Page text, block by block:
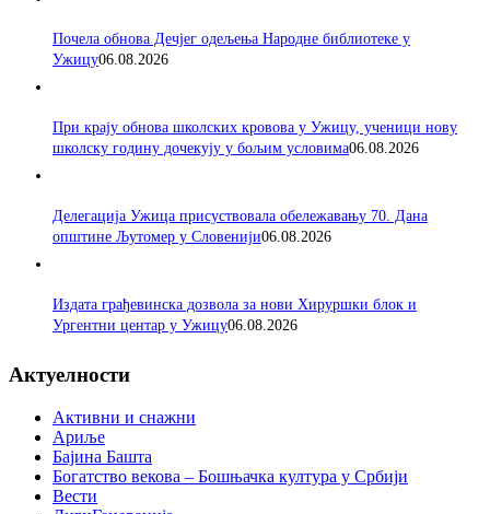
Почела обнова Дечјег одељења Народне библиотеке у
Ужицу06.08.2026
При крају обнова школских кровова у Ужицу, ученици нову
школску годину дочекују у бољим условима06.08.2026
Делегација Ужица присуствовала обележавању 70. Дана
општине Љутомер у Словенији06.08.2026
Издата грађевинска дозвола за нови Хируршки блок и
Ургентни центар у Ужицу06.08.2026
Актуелности
Активни и снажни
Ариље
Бајина Башта
Богатство векова – Бошњачка култура у Србији
Вести